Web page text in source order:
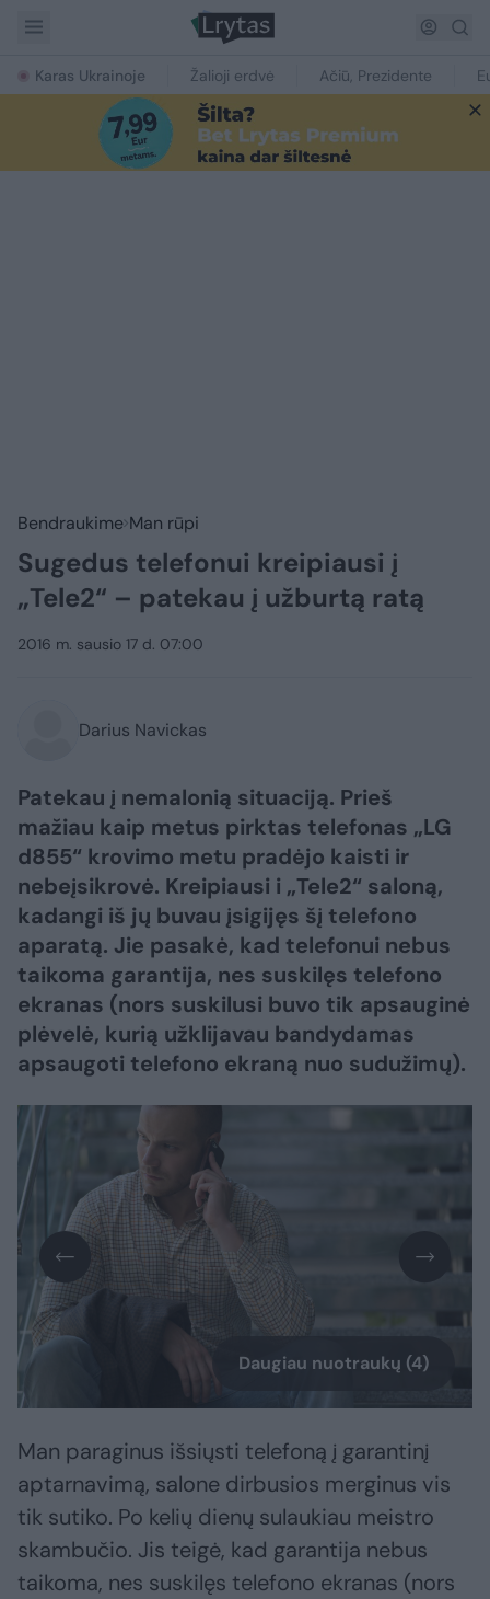
Karas Ukrainoje Žalioji erdvė Ačiū, Prezidente
Bendraukime Man rūpi
Sugedus telefonui kreipiausi į
„Tele2“ – patekau į užburtą ratą
2016 m. sausio 17 d. 07:00
Darius Navickas
Patekau į nemalonią situaciją. Prieš
mažiau kaip metus pirktas telefonas „LG
d855“ krovimo metu pradėjo kaisti ir
nebeįsikrovė. Kreipiausi i „Tele2“ saloną,
kadangi iš jų buvau įsigijęs šį telefono
aparatą. Jie pasakė, kad telefonui nebus
taikoma garantija, nes suskilęs telefono
ekranas (nors suskilusi buvo tik apsauginė
plėvelė, kurią užklijavau bandydamas
apsaugoti telefono ekraną nuo sudužimų).
Daugiau nuotraukų (4)
Man paraginus išsiųsti telefoną į garantinį
aptarnavimą, salone dirbusios merginus vis
tik sutiko. Po kelių dienų sulaukiau meistro
skambučio. Jis teigė, kad garantija nebus
taikoma, nes suskilęs telefono ekranas (nors